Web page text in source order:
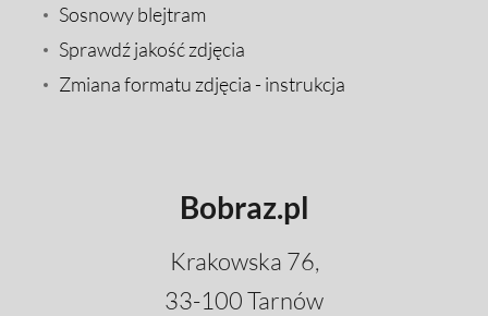
Sosnowy blejtram
Sprawdź jakość zdjęcia
Zmiana formatu zdjęcia - instrukcja
Bobraz.pl
Krakowska 76,
33-100 Tarnów